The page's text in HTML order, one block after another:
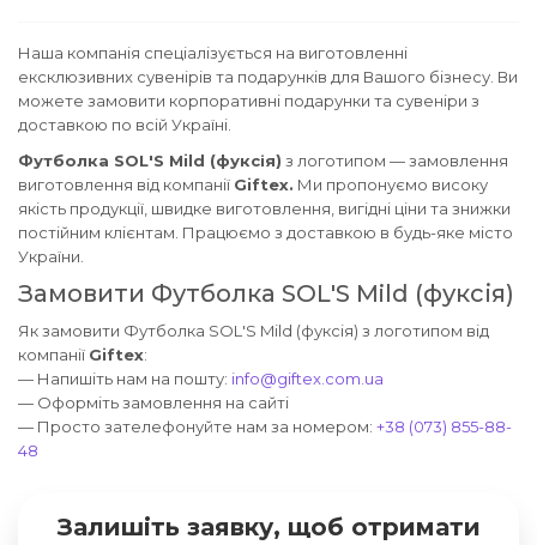
Наша компанія спеціалізується на виготовленні
ексклюзивних сувенірів та подарунків для Вашого бізнесу. Ви
можете замовити корпоративні подарунки та сувеніри з
доставкою по всій Україні.
Футболка SOL'S Mild (фуксія) з логотипом — замовлення
виготовлення від компанії Giftex. Ми пропонуємо високу
якість продукції, швидке виготовлення, вигідні ціни та знижки
постійним клієнтам. Працюємо з доставкою в будь-яке місто
України.
Замовити Футболка SOL'S Mild (фуксія)
Як замовити Футболка SOL'S Mild (фуксія) з логотипом від
компанії Giftex:
— Напишіть нам на пошту: info@giftex.com.ua
— Оформіть замовлення на сайті
— Просто зателефонуйте нам за номером: +38 (073) 855-88-
48
Залишіть заявку, щоб отримати